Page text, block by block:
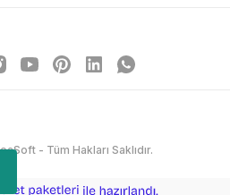
- Tüm Hakları Saklıdır.
e-